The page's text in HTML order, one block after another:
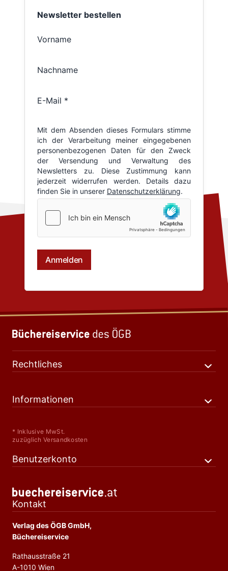
Rechtliches
Informationen
* Inklusive MwSt.
zuzüglich Versandkosten
Benutzerkonto
Kontakt
Verlag des ÖGB GmbH,
Büchereiservice
Rathausstraße 21
A-1010 Wien